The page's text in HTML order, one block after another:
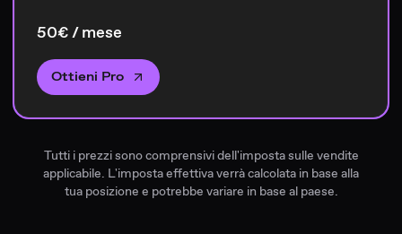
50€ / mese
Ottieni Pro
Tutti i prezzi sono comprensivi dell'imposta sulle vendite
applicabile. L'imposta effettiva verrà calcolata in base alla
tua posizione e potrebbe variare in base al paese.